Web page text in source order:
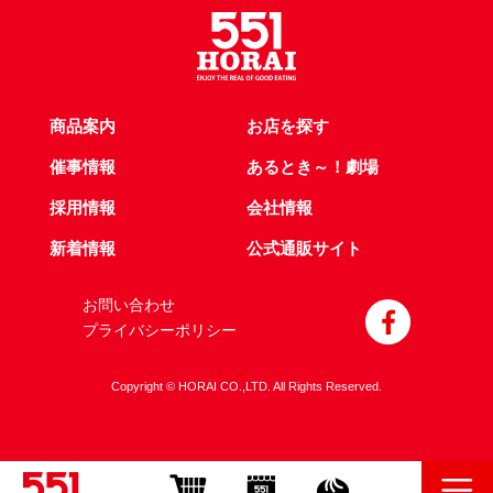
商品案内 お店を探す
催事情報 あるとき～！劇場
採用情報 会社情報
新着情報 公式通販サイト
お問い合わせ
プライバシーポリシー
Copyright © HORAI CO.,LTD. All Rights Reserved.